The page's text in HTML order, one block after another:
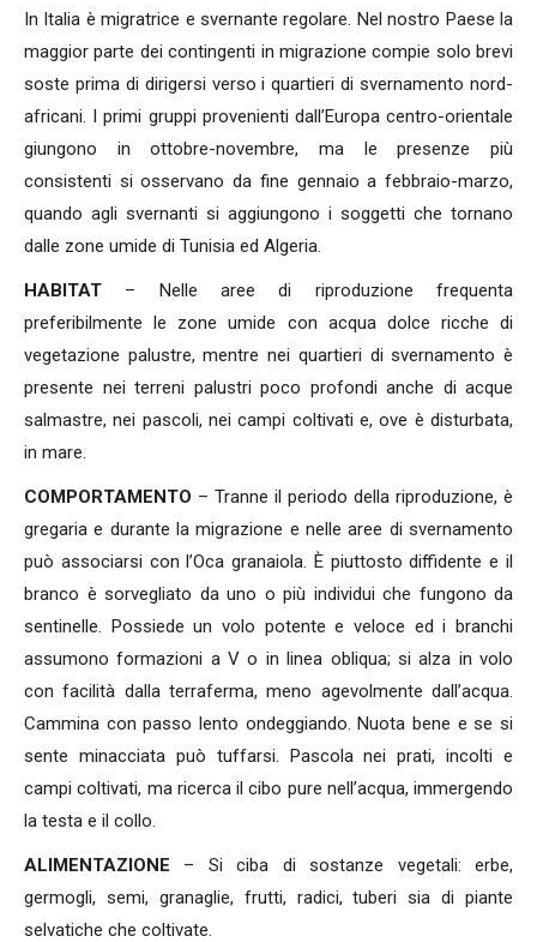
In Italia è migratrice e svernante regolare. Nel nostro Paese la
maggior parte dei contingenti in migrazione compie solo brevi
soste prima di dirigersi verso i quartieri di svernamento nord-
africani. I primi gruppi provenienti dall’Europa centro-orientale
giungono in ottobre-novembre, ma le presenze più
consistenti si osservano da fine gennaio a febbraio-marzo,
quando agli svernanti si aggiungono i soggetti che tornano
dalle zone umide di Tunisia ed Algeria.
HABITAT – Nelle aree di riproduzione frequenta
preferibilmente le zone umide con acqua dolce ricche di
vegetazione palustre, mentre nei quartieri di svernamento è
presente nei terreni palustri poco profondi anche di acque
salmastre, nei pascoli, nei campi coltivati e, ove è disturbata,
in mare.
COMPORTAMENTO – Tranne il periodo della riproduzione, è
gregaria e durante la migrazione e nelle aree di svernamento
può associarsi con l’Oca granaiola. È piuttosto diffidente e il
branco è sorvegliato da uno o più individui che fungono da
sentinelle. Possiede un volo potente e veloce ed i branchi
assumono formazioni a V o in linea obliqua; si alza in volo
con facilità dalla terraferma, meno agevolmente dall’acqua.
Cammina con passo lento ondeggiando. Nuota bene e se si
sente minacciata può tuffarsi. Pascola nei prati, incolti e
campi coltivati, ma ricerca il cibo pure nell’acqua, immergendo
la testa e il collo.
ALIMENTAZIONE – Si ciba di sostanze vegetali: erbe,
germogli, semi, granaglie, frutti, radici, tuberi sia di piante
selvatiche che coltivate.